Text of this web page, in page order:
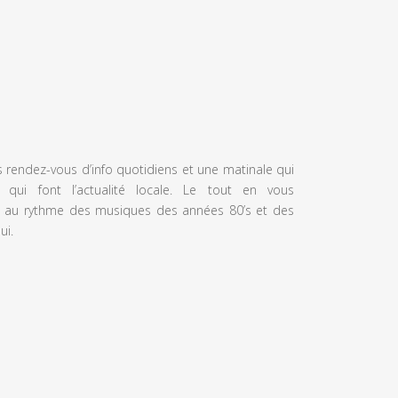
rendez-vous d’info quotidiens et une matinale qui
font l’actualité locale. Le tout en vous
rythme des musiques des années 80’s et des